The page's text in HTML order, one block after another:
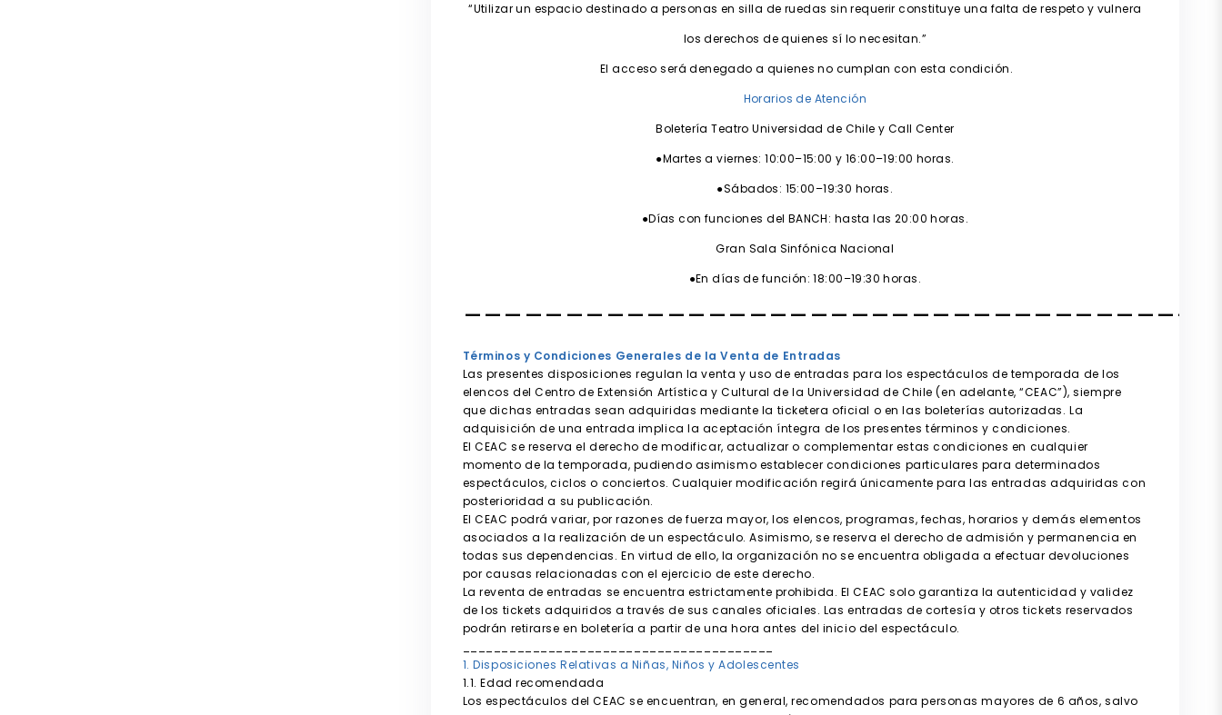
“Utilizar un espacio destinado a personas en silla de ruedas sin requerir constituye una falta de respeto y vulnera
los derechos de quienes sí lo necesitan.”
El acceso será denegado a quienes no cumplan con esta condición.
Horarios de Atención
Boletería Teatro Universidad de Chile y Call Center
●Martes a viernes: 10:00–15:00 y 16:00–19:00 horas.
●Sábados: 15:00–19:30 horas.
●Días con funciones del BANCH: hasta las 20:00 horas.
Gran Sala Sinfónica Nacional
●En días de función: 18:00–19:30 horas.
Términos y Condiciones Generales de la Venta de Entradas
Las presentes disposiciones regulan la venta y uso de entradas para los espectáculos de temporada de los
elencos del Centro de Extensión Artística y Cultural de la Universidad de Chile (en adelante, “CEAC”), siempre
que dichas entradas sean adquiridas mediante la ticketera oficial o en las boleterías autorizadas. La
adquisición de una entrada implica la aceptación íntegra de los presentes términos y condiciones.
El CEAC se reserva el derecho de modificar, actualizar o complementar estas condiciones en cualquier
momento de la temporada, pudiendo asimismo establecer condiciones particulares para determinados
espectáculos, ciclos o conciertos. Cualquier modificación regirá únicamente para las entradas adquiridas con
posterioridad a su publicación.
El CEAC podrá variar, por razones de fuerza mayor, los elencos, programas, fechas, horarios y demás elementos
asociados a la realización de un espectáculo. Asimismo, se reserva el derecho de admisión y permanencia en
todas sus dependencias. En virtud de ello, la organización no se encuentra obligada a efectuar devoluciones
por causas relacionadas con el ejercicio de este derecho.
La reventa de entradas se encuentra estrictamente prohibida. El CEAC solo garantiza la autenticidad y validez
de los tickets adquiridos a través de sus canales oficiales. Las entradas de cortesía y otros tickets reservados
podrán retirarse en boletería a partir de una hora antes del inicio del espectáculo.
1. Disposiciones Relativas a Niñas, Niños y Adolescentes
1.1. Edad recomendada
Los espectáculos del CEAC se encuentran, en general, recomendados para personas mayores de 6 años, salvo